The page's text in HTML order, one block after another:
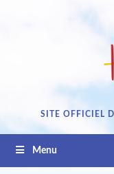
SITE OFFICIEL
Menu